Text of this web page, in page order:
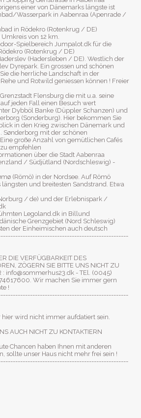
einer von Dänemarks längste ist
Wasserpark in Aabenraa (Apenrade /
in Rödekro (Rotenkrug / DE)
von 12 km.
Spielbereich Jumpalot.dk für die
(Rotenkrug / DE)
(Hadersleben / DE). Westlich der
Dyrepark. Ein grossen und schönen
die herrliche Landschaft in der
und Rotwild geniessen können ! Freier
Flensburg die mit u.a. seine
jeden Fall einen Besuch wert
Dybböl Banke (Düppler Schanzen) und
(Sonderburg). Hier bekommen Sie
in den Krieg zwischen Dänemark und
Sønderborg mit der schönen
große Anzahl von gemütlichen Cafés
empfehlen
über die Stadt Aabenraa
/ Südjütland (Nordschleswig) -
(Römö) in der Nordsee. Auf Römö
und breitesten Sandstrand. Etwa
/ de) und der Erlebnispark /
Legoland.dk in Billund
Grenzgebiet (Nord Schleswig)
der Einheimischen auch deutsch
DIE VERFÜGBARKEIT DES
ZÖGERN SIE BITTE UNS NICHT ZU
: info@sommerhus23.dk - TEl. (0045)
Wir machen Sie immer gern
!
wird nicht immer aufdatiert sein.
AUCH NICHT ZU KONTAKTIERN
Chancen haben Ihnen mit anderen
sollte unser Haus nicht mehr frei sein !